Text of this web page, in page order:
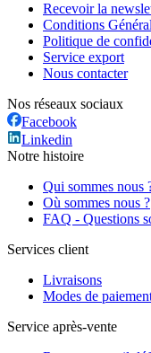
Recevoir la
Conditions
Politique de
Service export
Nous contacter
Nos réseaux sociaux
Facebook
Linkedin
Notre histoire
Qui sommes nous
Où sommes nous ?
FAQ - Questions
Services client
Livraisons
Modes de
Service après-vente